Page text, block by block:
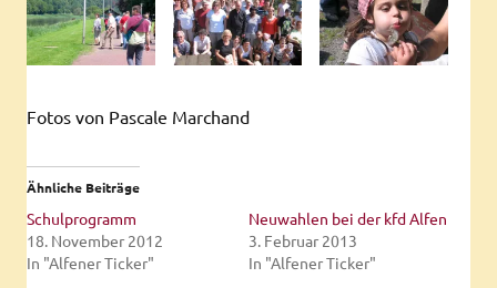
Fotos von Pascale Marchand
Ähnliche Beiträge
Schulprogramm
18. November 2012
In "Alfener Ticker"
Neuwahlen bei der kfd Alfen
3. Februar 2013
In "Alfener Ticker"